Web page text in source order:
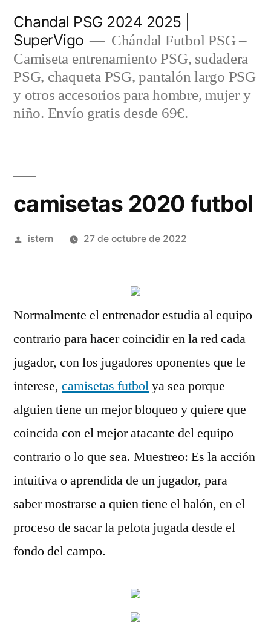
contenido
Chandal PSG 2024 2025 |
SuperVigo
Chándal Futbol PSG –
Camiseta entrenamiento PSG, sudadera
PSG, chaqueta PSG, pantalón largo PSG
y otros accesorios para hombre, mujer y
niño. Envío gratis desde 69€.
camisetas 2020 futbol
Publicado
istern 27 de octubre de 2022
Normalmente el entrenador estudia al equipo
contrario para hacer coincidir en la red cada
jugador, con los jugadores oponentes que le
interese, camisetas futbolya sea porque
alguien tiene un mejor bloqueo y quiere que
coincida con el mejor atacante del equipo
contrario o lo que sea. Muestreo: Es la acción
intuitiva o aprendida de un jugador, para
saber mostrarse a quien tiene el balón, en el
proceso de sacar la pelota jugada desde el
fondo del campo.